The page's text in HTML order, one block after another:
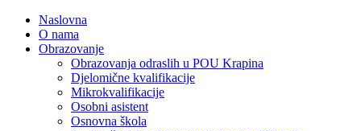
Naslovna
O nama
Obrazovanje
Obrazovanja odraslih u POU Krapina
Djelomične kvalifikacije
Mikrokvalifikacije
Osobni asistent
Osnovna škola